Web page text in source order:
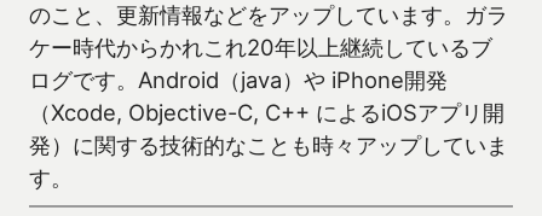
のこと、更新情報などをアップしています。ガラ
ケー時代からかれこれ20年以上継続しているブ
ログです。Android（java）や iPhone開発
（Xcode, Objective-C, C++ によるiOSアプリ開
発）に関する技術的なことも時々アップしていま
す。